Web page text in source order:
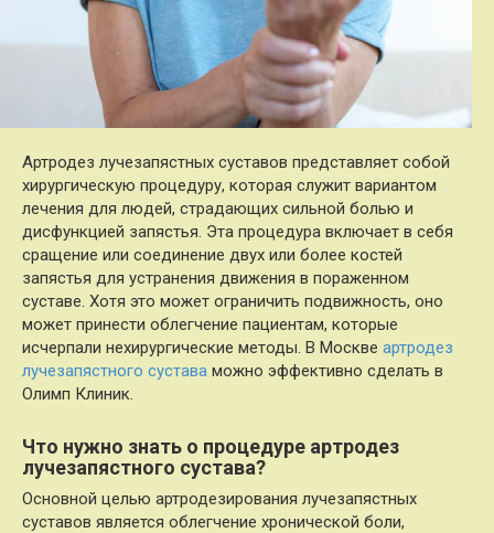
Артродез лучезапястных суставов представляет собой
хирургическую процедуру, которая служит вариантом
лечения для людей, страдающих сильной болью и
дисфункцией запястья. Эта процедура включает в себя
сращение или соединение двух или более костей
запястья для устранения движения в пораженном
суставе. Хотя это может ограничить подвижность, оно
может принести облегчение пациентам, которые
исчерпали нехирургические методы. В Москве артродез
лучезапястного сустава можно эффективно сделать в
Олимп Клиник.
Что нужно знать о процедуре артродез
лучезапястного сустава?
Основной целью артродезирования лучезапястных
суставов является облегчение хронической боли,